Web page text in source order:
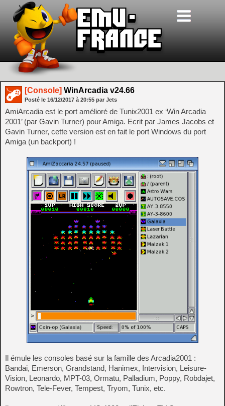
[Console] WinArcadia v24.66
Posté le 16/12/2017 à 20:55 par Jets
AmiArcadia est le port amélioré de Tunix2001 ex ‘Win Arcadia
2001’ (par Gavin Turner) pour Amiga. Ecrit par James Jacobs et
Gavin Turner, cette version est en fait le port Windows du port
Amiga (un backport) !
Il émule les consoles basé sur la famille des Arcadia2001 :
Bandai, Emerson, Grandstand, Hanimex, Intervision, Leisure-
Vision, Leonardo, MPT-03, Ormatu, Palladium, Poppy, Robdajet,
Rowtron, Tele-Fever, Tempest, Tryom, Tunix, etc.